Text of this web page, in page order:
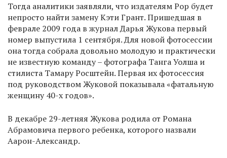
Тогда аналитики заявляли, что издателям Pop будет
непросто найти замену Кэти Грант. Пришедшая в
феврале 2009 года в журнал Дарья Жукова первый
номер выпустила 1 сентября. Для новой фотосессии
она тогда собрала довольно молодую и практически
не известную команду – фотографа Танга Уолша и
стилиста Тамару Росштейн. Первая их фотосессия
под руководством Жуковой показывала «фатальную
женщину 40-х годов».
В декабре 29-летняя Жукова родила от Романа
Абрамовича первого ребенка, которого назвали
Аарон-Александр.